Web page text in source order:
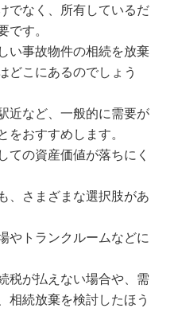
でなく、所有しているだ
す。
い事故物件の相続を放棄
どこにあるのでしょう
近など、一般的に需要が
おすすめします。
ての資産価値が落ちにく
、さまざまな選択肢があ
やトランクルームなどに
税が払えない場合や、需
相続放棄を検討したほう